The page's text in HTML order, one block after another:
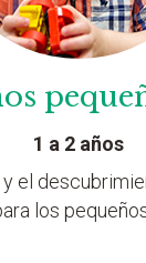
1 a 2 años
el
los